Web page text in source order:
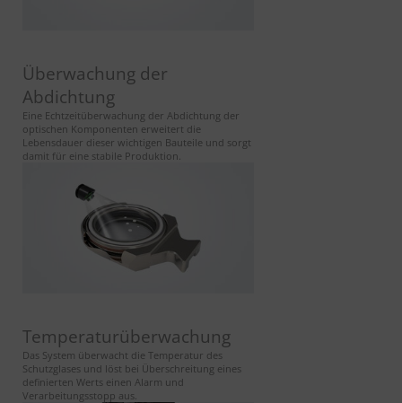
Überwachung der
Abdichtung
Eine Echtzeitüberwachung der Abdichtung der
optischen Komponenten erweitert die
Lebensdauer dieser wichtigen Bauteile und sorgt
damit für eine stabile Produktion.
Temperaturüberwachung
Das System überwacht die Temperatur des
Schutzglases und löst bei Überschreitung eines
definierten Werts einen Alarm und
Verarbeitungsstopp aus.